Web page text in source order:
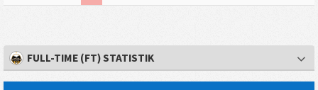
FULL-TIME (FT) STATISTIK